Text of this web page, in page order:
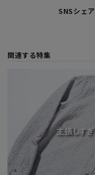
SNSシェア
関連する特集